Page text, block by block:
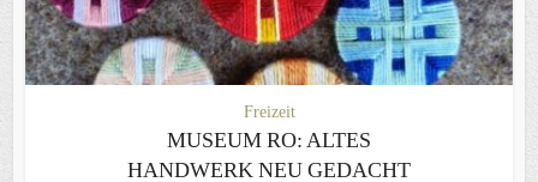
Freizeit
MUSEUM RO: ALTES
HANDWERK NEU GEDACHT